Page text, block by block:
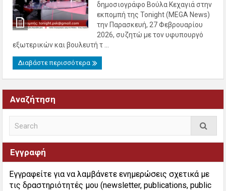
δημοσιογράφο Βούλα Κεχαγιά στην
εκπομπή της Tonight (MEGA News)
την Παρασκευή, 27 Φεβρουαρίου
2026, συζητώ με τον υφυπουργό
εξωτερικών και βουλευτή τ ...
Διαβάστε περισσότερα
Αναζήτηση
Εγγραφή
Εγγραφείτε για να λαμβάνετε ενημερώσεις σχετικά με
τις δραστηριότητές μου (newsletter, publications, public